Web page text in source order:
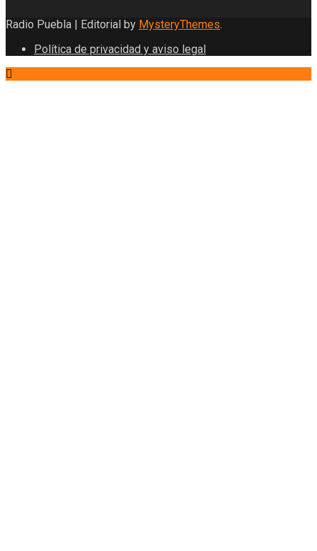
Radio Puebla Editorial by MysteryThemes.
Política de privacidad y aviso legal